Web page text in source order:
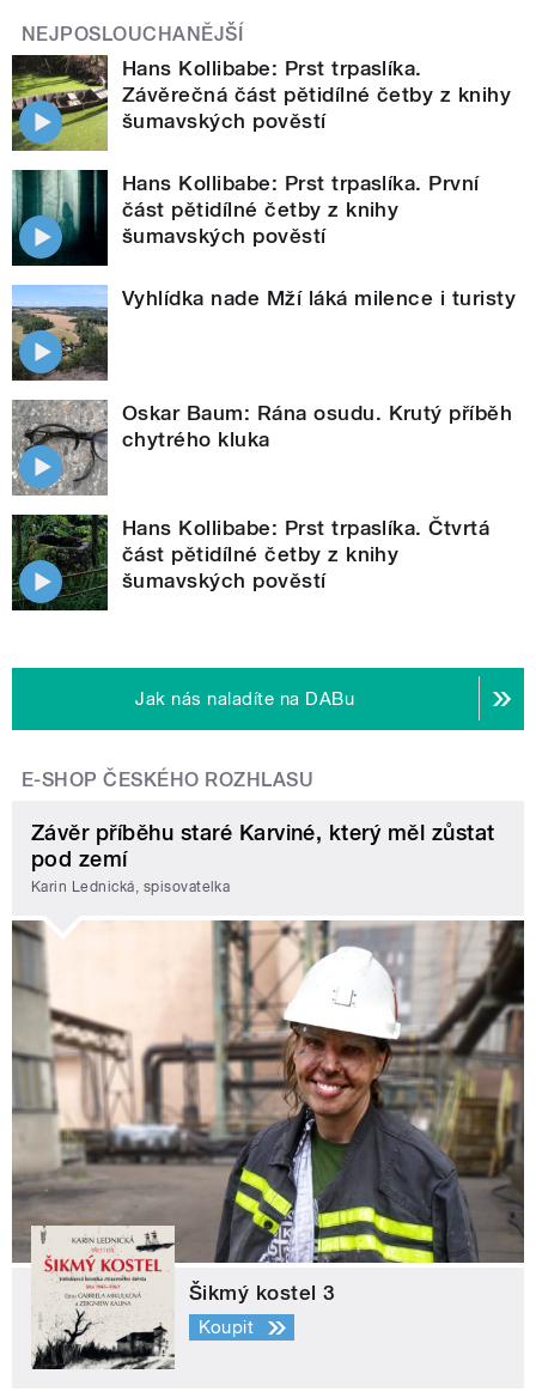
NEJPOSLOUCHANĚJŠÍ
Hans Kollibabe: Prst trpaslíka.
Závěrečná část pětidílné četby z knihy
šumavských pověstí
Hans Kollibabe: Prst trpaslíka. První
část pětidílné četby z knihy
šumavských pověstí
Vyhlídka nade Mží láká milence i turisty
Oskar Baum: Rána osudu. Krutý příběh
chytrého kluka
Hans Kollibabe: Prst trpaslíka. Čtvrtá
část pětidílné četby z knihy
šumavských pověstí
Jak nás naladíte na DABu
E-SHOP ČESKÉHO ROZHLASU
Závěr příběhu staré Karviné, který měl zůstat
pod zemí
Karin Lednická, spisovatelka
Šikmý kostel 3
Koupit